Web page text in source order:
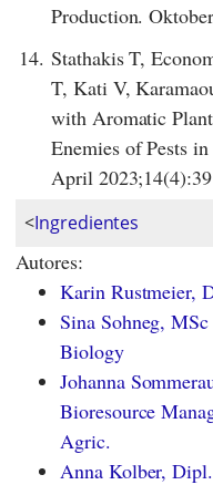
Production.
14. Stathakis T,
T, Kati V,
with Aromatic
Enemies of Pests
April
<Ingredientes
Autores:
Karin Rustmeier,
Sina Sohneg,
Biology
Johanna
Bioresource
Agric.
Anna Kolber,